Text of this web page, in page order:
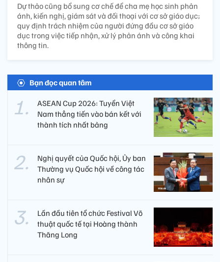
Dự thảo cũng bổ sung cơ chế để cha mẹ học sinh phản
ánh, kiến nghị, giám sát và đối thoại với cơ sở giáo dục;
quy định trách nhiệm của người đứng đầu cơ sở giáo
dục trong việc tiếp nhận, xử lý phản ánh và công khai
thông tin.
Bạn đọc quan tâm
ASEAN Cup 2026: Tuyển Việt
Nam thẳng tiến vào bán kết với
thành tích nhất bảng
Nghị quyết của Quốc hội, Ủy ban
Thường vụ Quốc hội về công tác
nhân sự
Lần đầu tiên tổ chức Festival Võ
thuật quốc tế tại Hoàng thành
Thăng Long